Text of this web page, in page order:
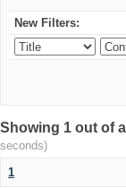
New Filters:
Showing 1 out of
seconds)
1